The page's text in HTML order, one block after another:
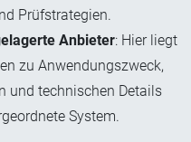
Prüfstrategien.
Anbieter: Hier liegt
zu Anwendungszweck,
und technischen Details
System.